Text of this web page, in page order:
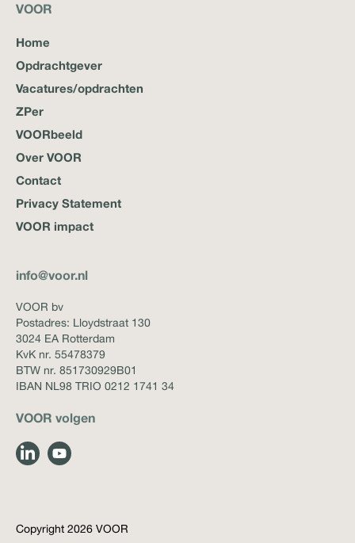
VOOR
Home
Opdrachtgever
Vacatures/opdrachten
ZPer
VOORbeeld
Over VOOR
Contact
Privacy Statement
VOOR impact
info@voor.nl
VOOR bv
Postadres: Lloydstraat 130
3024 EA Rotterdam
KvK nr. 55478379
BTW nr. 851730929B01
IBAN NL98 TRIO 0212 1741 34
VOOR volgen
Copyright 2026 VOOR